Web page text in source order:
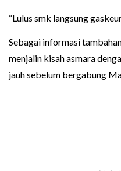
“Lulus smk langsung
Sebagai informasi
menjalin kisah asmara
jauh sebelum bergabung